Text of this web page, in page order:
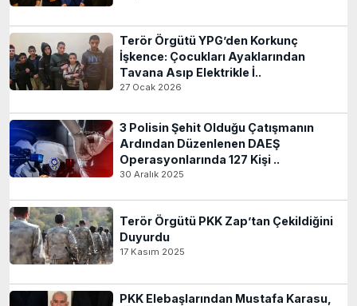
Terör Örgütü YPG’den Korkunç
İşkence: Çocukları Ayaklarından
Tavana Asıp Elektrikle İ..
27 Ocak 2026
3 Polisin Şehit Olduğu Çatışmanın
Ardından Düzenlenen DAEŞ
Operasyonlarında 127 Kişi ..
30 Aralık 2025
Terör Örgütü PKK Zap’tan Çekildiğini
Duyurdu
17 Kasım 2025
PKK Elebaşlarından Mustafa Karasu,